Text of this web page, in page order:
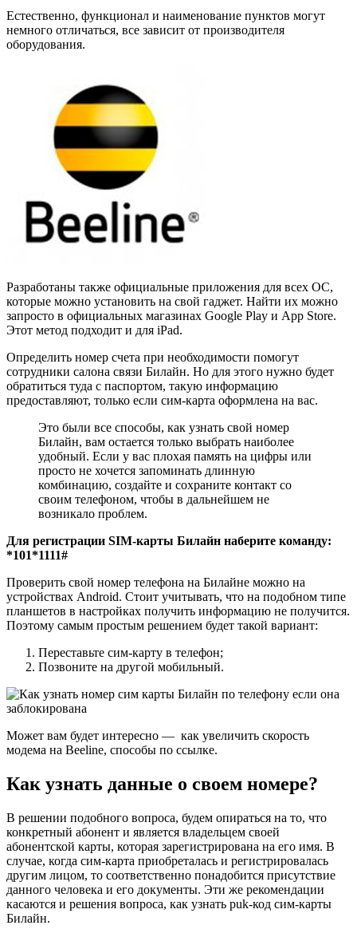
Естественно, функционал и наименование пунктов могут
немного отличаться, все зависит от производителя
оборудования.
Разработаны также официальные приложения для всех ОС,
которые можно установить на свой гаджет. Найти их можно
запросто в официальных магазинах Google Play и App Store.
Этот метод подходит и для iPad.
Определить номер счета при необходимости помогут
сотрудники салона связи Билайн. Но для этого нужно будет
обратиться туда с паспортом, такую информацию
предоставляют, только если сим-карта оформлена на вас.
Это были все способы, как узнать свой номер
Билайн, вам остается только выбрать наиболее
удобный. Если у вас плохая память на цифры или
просто не хочется запоминать длинную
комбинацию, создайте и сохраните контакт со
своим телефоном, чтобы в дальнейшем не
возникало проблем.
Для регистрации SIM-карты Билайн наберите команду:
*101*1111#
Проверить свой номер телефона на Билайне можно на
устройствах Android. Стоит учитывать, что на подобном типе
планшетов в настройках получить информацию не получится.
Поэтому самым простым решением будет такой вариант:
Переставьте сим-карту в телефон;
Позвоните на другой мобильный.
Может вам будет интересно — как увеличить скорость
модема на Beeline, способы по ссылке.
Как узнать данные о своем номере?
В решении подобного вопроса, будем опираться на то, что
конкретный абонент и является владельцем своей
абонентской карты, которая зарегистрирована на его имя. В
случае, когда сим-карта приобреталась и регистрировалась
другим лицом, то соответственно понадобится присутствие
данного человека и его документы. Эти же рекомендации
касаются и решения вопроса, как узнать puk-код сим-карты
Билайн.